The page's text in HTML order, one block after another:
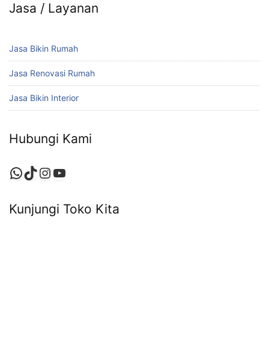
Jasa / Layanan
Jasa Bikin Rumah
Jasa Renovasi Rumah
Jasa Bikin Interior
Hubungi Kami
Kunjungi Toko Kita